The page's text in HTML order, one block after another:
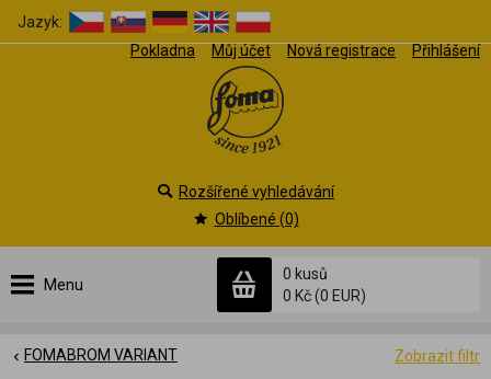
Jazyk:
Pokladna
Můj účet Nová registrace Přihlášení
Menu
0 kusů
0 Kč(0 EUR)
Rozšířené vyhledávání
Oblíbené (0)
Zobrazit filtr
FOMABROM VARIANT